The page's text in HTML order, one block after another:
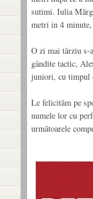
sutimi. Iulia
metri in 4
O zi mai târziu s-
gândite tactic,
juniori, cu timpul
Le felicităm pe
numele lor cu
următoarele